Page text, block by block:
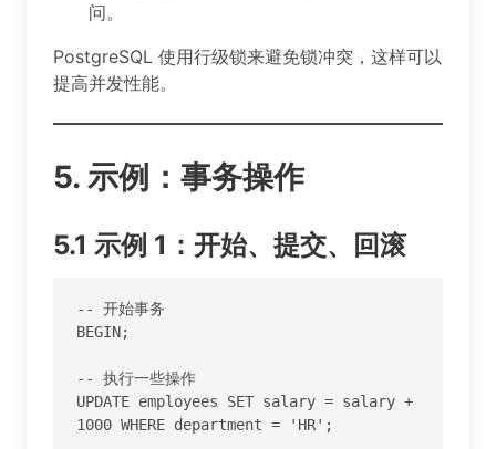
问。
PostgreSQL 使用行级锁来避免锁冲突，这样可以
提高并发性能。
5. 示例：事务操作
5.1 示例 1：开始、提交、回滚
-- 开始事务
BEGIN;
-- 执行一些操作
UPDATE employees SET salary = salary +
1000 WHERE department = 'HR';